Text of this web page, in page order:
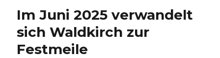
Im Juni 2025 verwandelt
sich Waldkirch zur
Festmeile